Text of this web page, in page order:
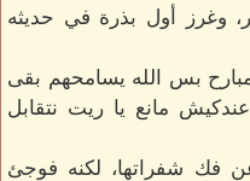
وغرز أول بذرة في حديثه
بس الله يسامحهم بقى
مانع يا ريت نتقابل
فك شفراتها، لكنه فوجئ